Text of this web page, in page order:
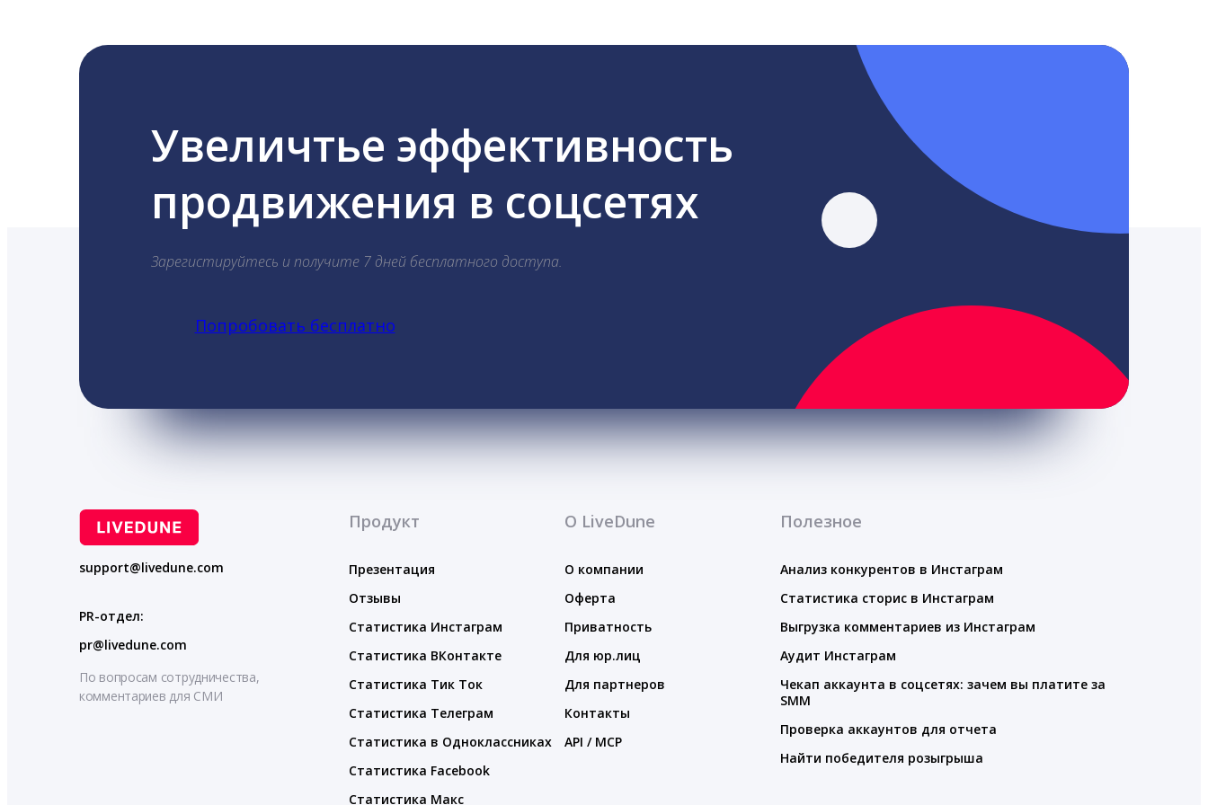
Увеличтье эффективность
продвижения в соцсетях
Зарегистируйтесь и получите 7 дней бесплатного доступа.
Попробовать бесплатно
support@livedune.com
PR-отдел:
pr@livedune.com
По вопросам сотрудничества,
комментариев для СМИ
Продукт
Презентация
Отзывы
Статистика Инстаграм
Статистика ВКонтакте
Статистика Тик Ток
Статистика Телеграм
Статистика в Одноклассниках
Статистика Facebook
Статистика Макс
О LiveDune
О компании
Оферта
Приватность
Для юр.лиц
Для партнеров
Контакты
API / MCP
Полезное
Анализ конкурентов в Инстаграм
Статистика сторис в Инстаграм
Выгрузка комментариев из Инстаграм
Аудит Инстаграм
Чекап аккаунта в соцсетях: зачем вы платите за
SMM
Проверка аккаунтов для отчета
Найти победителя розыгрыша